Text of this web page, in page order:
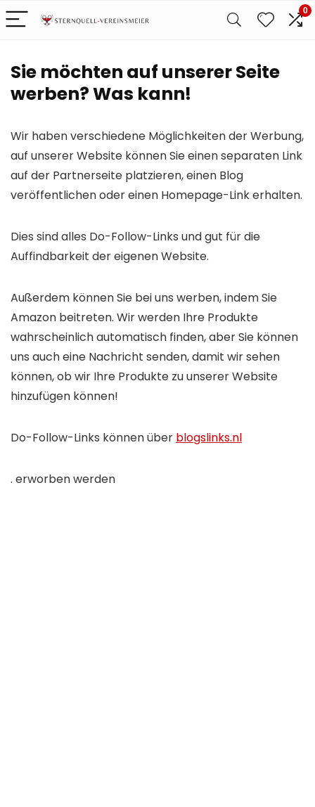
0
Sie möchten auf unserer Seite
werben? Was kann!
Wir haben verschiedene Möglichkeiten der Werbung,
auf unserer Website können Sie einen separaten Link
auf der Partnerseite platzieren, einen Blog
veröffentlichen oder einen Homepage-Link erhalten.
Dies sind alles Do-Follow-Links und gut für die
Auffindbarkeit der eigenen Website.
Außerdem können Sie bei uns werben, indem Sie
Amazon beitreten. Wir werden Ihre Produkte
wahrscheinlich automatisch finden, aber Sie können
uns auch eine Nachricht senden, damit wir sehen
können, ob wir Ihre Produkte zu unserer Website
hinzufügen können!
Do-Follow-Links können über blogslinks.nl
. erworben werden